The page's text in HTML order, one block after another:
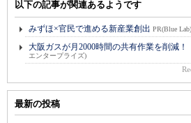
以下の記事が関連あるようです
みずほ×官民で進める新産業創出 PR(Blue Lab)
大阪ガスが月2000時間の共有作業を削減
エンタープライズ)
最新の投稿